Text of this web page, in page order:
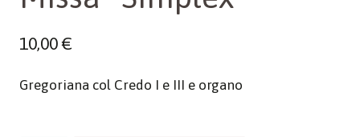
10,00€
Gregoriana col Credo I e III e organo